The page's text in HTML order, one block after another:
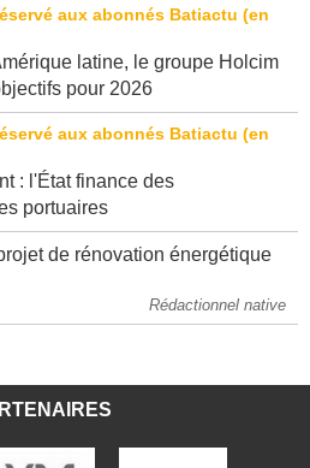
latine, le groupe Holcim
: l'État finance des
Rédactionnel native